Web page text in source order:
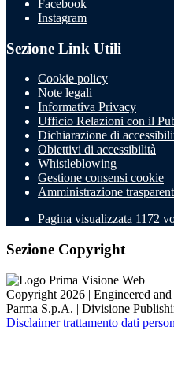
Facebook
Instagram
Sezione Link Utili
Cookie policy
Note legali
Informativa Privacy
Ufficio Relazioni con il
Dichiarazione di
Obiettivi di accessibilità
Whistleblowing
Gestione consensi cookie
Amministrazione
Pagina visualizzata 1172
Sezione Copyright
Copyright 2026 | Engineered
Parma S.p.A. | Divisione
Disclaimer trattamento dati